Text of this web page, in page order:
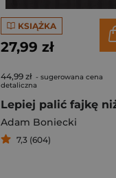
KSIĄŻKA
27,99 zł
44,99 zł - sugerowana cena
detaliczna
Adam Boniecki
7,3 (604)